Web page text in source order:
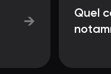
→
Quel